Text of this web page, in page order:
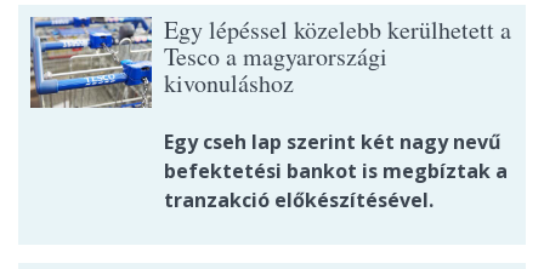
Egy lépéssel közelebb kerülhetett a
Tesco a magyarországi
kivonuláshoz
Egy cseh lap szerint két nagy nevű
befektetési bankot is megbíztak a
tranzakció előkészítésével.